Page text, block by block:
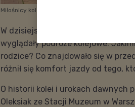
Miłośnicy kolei w Polsce w Polskim Radiu
W dzisiejszym "Poranku"
wyglądały podróże kolejowe.
rodzice? Co znajdowało się w
różnił się komfort jazdy od tego,
O historii kolei i urokach dawnych
Oleksiak ze Stacji Muzeum w